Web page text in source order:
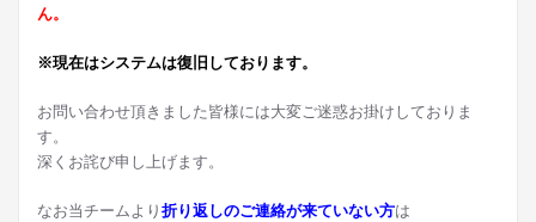
ん。
※現在はシステムは復旧しております。
お問い合わせ頂きました皆様には大変ご迷惑お掛けしておりま
す。
深くお詫び申し上げます。
なお当チームより折り返しのご連絡が来ていない方は